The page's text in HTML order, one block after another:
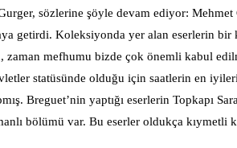
sözlerine şöyle devam ediyor: Mehmet
getirdi. Koleksiyonda yer alan eserlerin bir
mefhumu bizde çok önemli kabul
statüsünde olduğu için saatlerin en
Breguet’nin yaptığı eserlerin Topkapı
bölümü var. Bu eserler oldukça kıymetli